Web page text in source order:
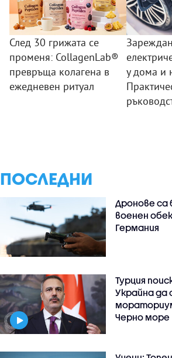
След 30 грижата се
променя: CollagenLab®
превръща колагена в
ежедневен ритуал
у дома и
ПОСЛЕДНИ
Дронове са
военен
Германия
Турция
Украйна да
Черно море